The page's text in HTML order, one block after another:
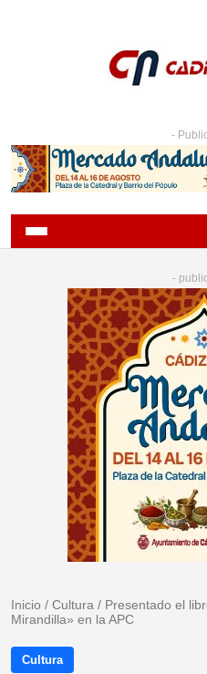
-
-
Inicio / Cultura / Presentado el
Mirandilla» en la APC
Cultura